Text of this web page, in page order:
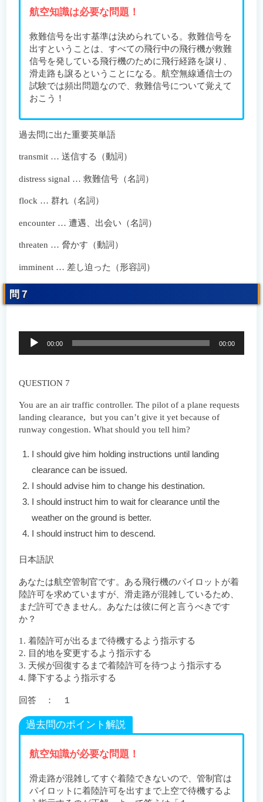
航空知識は必要な問題！
救難信号を出す基準は決められている。救難信号を
出すということは、すべての飛行中の飛行機が救難
信号を発している飛行機のために飛行経路を譲り、
滑走路も譲るということになる。航空無線通信士の
試験では頻出問題なので、救難信号について覚えて
おこう！
過去問に出た重要英単語
transmit … 送信する（動詞）
distress signal … 救難信号（名詞）
flock … 群れ（名詞）
encounter … 遭遇、出会い（名詞）
threaten … 脅かす（動詞）
imminent … 差し迫った（形容詞）
問７
ー
ー
00:00 00:00
QUESTION 7
You are an air traffic controller. The pilot of a plane requests
landing clearance, but you can’t give it yet because of
runway congestion. What should you tell him?
I should give him holding instructions until landing
clearance can be issued.
I should advise him to change his destination.
I should instruct him to wait for clearance until the
weather on the ground is better.
I should instruct him to descend.
日本語訳
あなたは航空管制官です。ある飛行機のパイロットが着
陸許可を求めていますが、滑走路が混雑しているため、
まだ許可できません。あなたは彼に何と言うべきです
か？
1. 着陸許可が出るまで待機するよう指示する
2. 目的地を変更するよう指示する
3. 天候が回復するまで着陸許可を待つよう指示する
4. 降下するよう指示する
回答 ： １
過去問のポイント解説
航空知識が必要な問題！
滑走路が混雑してすぐ着陸できないので、管制官は
パイロットに着陸許可を出すまで上空で待機するよ